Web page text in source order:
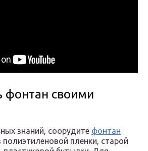
фонтан своими
знаний, соорудите фонтан
полиэтиленовой пленки, старой